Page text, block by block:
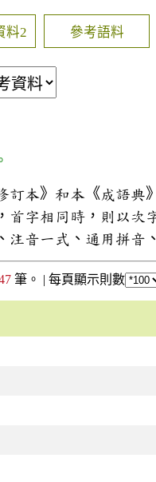
料2 參考語料
訂本》和本《成語典
首字相同時，則以次
注音一式、通用拼音
筆。 | 每頁顯示則數